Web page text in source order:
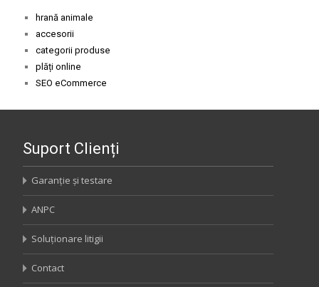
hrană animale
accesorii
categorii produse
plăți online
SEO eCommerce
Suport Clienți
Garanție și testare
ANPC
Soluționare litigii
Contact